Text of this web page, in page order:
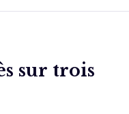
sur trois